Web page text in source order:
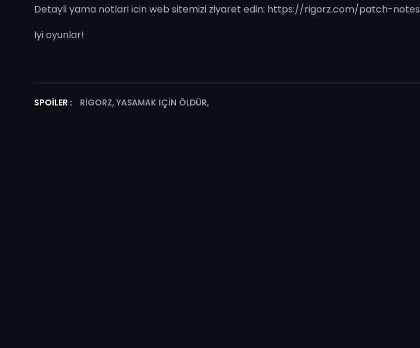
Detayli yama notlari icin web sitemizi ziyaret edin: https://rigorz.com/patch-notes
Iyi oyunlar!
SPOILER : RIGORZ, YASAMAK IÇIN ÖLDÜR,